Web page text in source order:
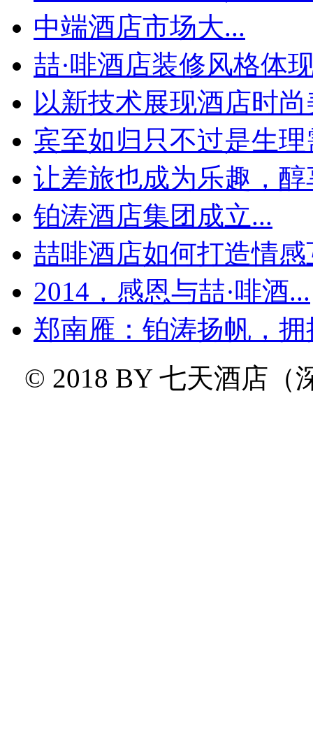
中端酒店市场大...
喆·啡酒店装修风格体
以新技术展现酒店时
宾至如归只不过是生理
让差旅也成为乐趣，醇
铂涛酒店集团成立...
喆啡酒店如何打造情感
2014，感恩与喆·啡酒...
郑南雁：铂涛扬帆，
© 2018 BY 七天酒店（